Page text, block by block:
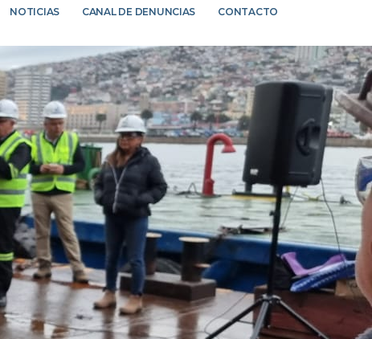
NOTICIAS CANAL DE DENUNCIAS CONTACTO